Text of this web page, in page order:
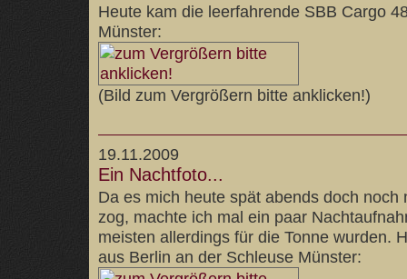
Heute kam die leerfahrende SBB Cargo
Münster:
(Bild zum Vergrößern bitte anklicken!)
19.11.2009
Ein Nachtfoto...
Da es mich heute spät abends doch noch
zog, machte ich mal ein paar
meisten allerdings für die Tonne wurden.
aus Berlin an der Schleuse Münster: